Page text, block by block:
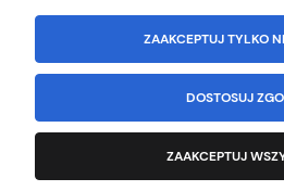
Wszystko Dla Lakierni™ - Innowacja i
r. 100% Polska firma.
Administratora sklepu -
ZAAKCEPTUJ TYLKO
DOSTOSUJ
ZAAKCEPTUJ